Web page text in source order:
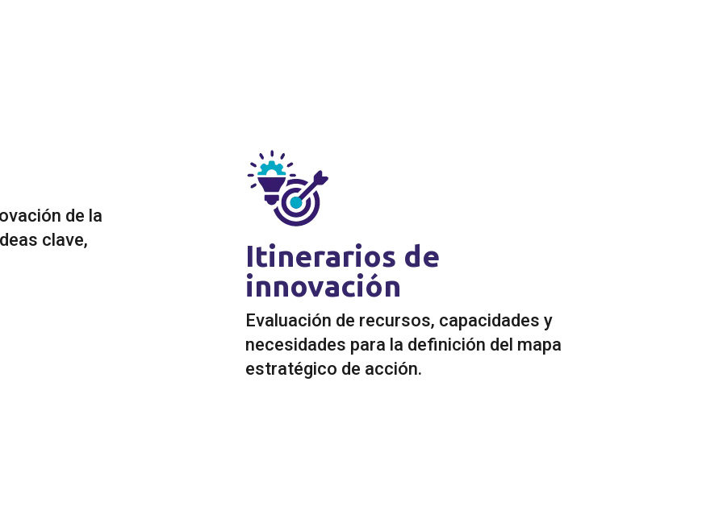
de la
clave,
Itinerarios de
innovación
Evaluación de recursos, capacidades y
necesidades para la definición del mapa
estratégico de acción.